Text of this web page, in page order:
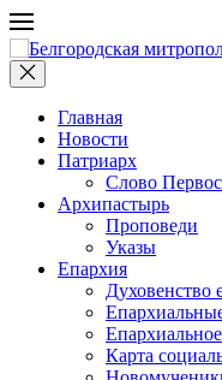
Главная
Новости
Патриарх
Слово
Архипастырь
Проповеди
Указы
Епархия
Духовенство
Карта